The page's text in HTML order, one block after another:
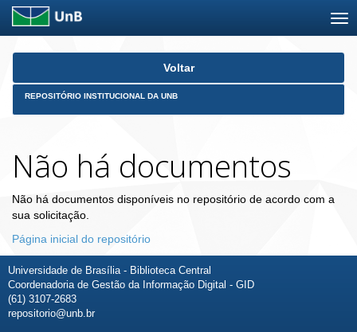
Skip
Voltar
REPOSITÓRIO INSTITUCIONAL DA UNB
Não há documentos
Não há documentos disponíveis no repositório de acordo com a
sua solicitação.
Página inicial do repositório
Universidade de Brasília - Biblioteca Central
Coordenadoria de Gestão da Informação Digital - GID
(61) 3107-2683
repositorio@unb.br